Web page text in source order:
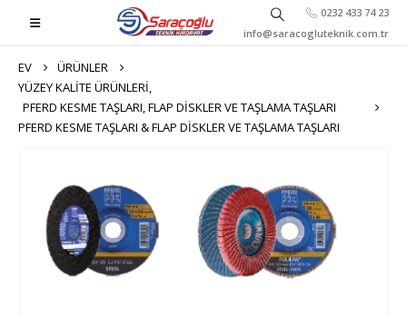
0232 433 74 23
info@saracogluteknik.com.tr
EV
ÜRÜNLER
YÜZEY KALITE ÜRÜNLERI,
PFERD KESME TAŞLARI, FLAP DISKLER VE TAŞLAMA TAŞLARI
PFERD KESME TAŞLARI & FLAP DISKLER VE TAŞLAMA TAŞLARI